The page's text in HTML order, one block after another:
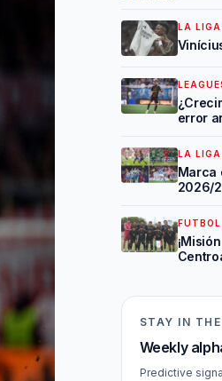
LA LIGA
error
LA LIGA
Marca
2026/
STAY IN
Weekly
Predictive